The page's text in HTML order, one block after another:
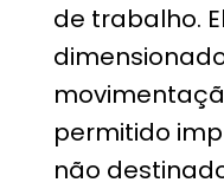
de trabalho.
permitido
não